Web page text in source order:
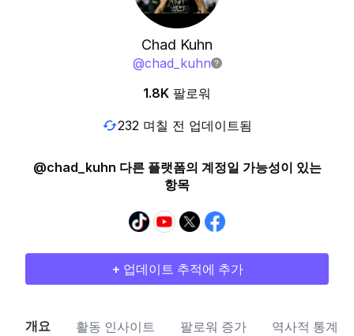
Chad Kuhn
@chad_kuhn
1.8K 팔로워
232 며칠 전 업데이트됨
@chad_kuhn 다른 플랫폼의 계정일 가능성이 있는
항목
+ 업데이트 추적에 추가
개요 활동 인사이트 팔로워 증가 역사적 통계